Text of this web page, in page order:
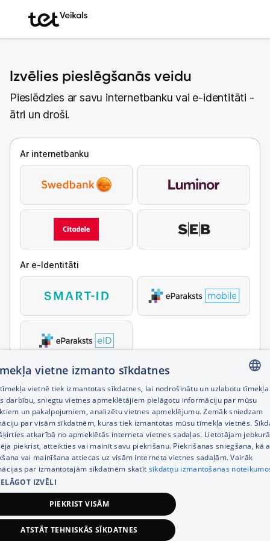
Izvēlies pieslēgšanās veidu
Pieslēdzies ar savu internetbanku vai e-identitāti -
ātri un droši.
Ar internetbanku
Ar e-Identitāti
LATVIAN
RUSSIAN
ENGLISH
vietne izmanto sīkdatnes
vietnē tiek izmantotas sīkdatnes, lai nodrošinātu un uzlabotu tīmekļa
darbību, sniegtu vietnes apmeklētājiem pielāgotu informāciju par mūsu
un pakalpojumiem, analizētu vietnes apmeklējumu. Zemāk sniedzam
par visām sīkdatnēm, kuras tiek izmantotas mūsu tīmekļa vietnēs.
atkarībā no apmeklētās interneta vietnes sadaļas. Lietotājam
piekrist, atteikties vai mainīt savu piekrišanu. Piekrišanas sniegšana, kā
vai mainīšana attiecas uz visām interneta vietnes sadaļām. Vairāk
par izmantotajām sīkdatnēm skatīt sīkdatņu izmantošanas
IZVĒLI
PIEKRIST VISĀM
ATSTĀT TEHNISKĀS SĪKDATNES